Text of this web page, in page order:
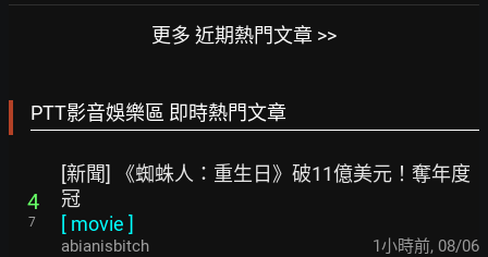
更多 近期熱門文章 >>
PTT影音娛樂區 即時熱門文章
4
7
[新聞] 《蜘蛛人：重生日》破11億美元！奪年度
冠
[ movie ]
abianisbitch 1小時前, 08/06